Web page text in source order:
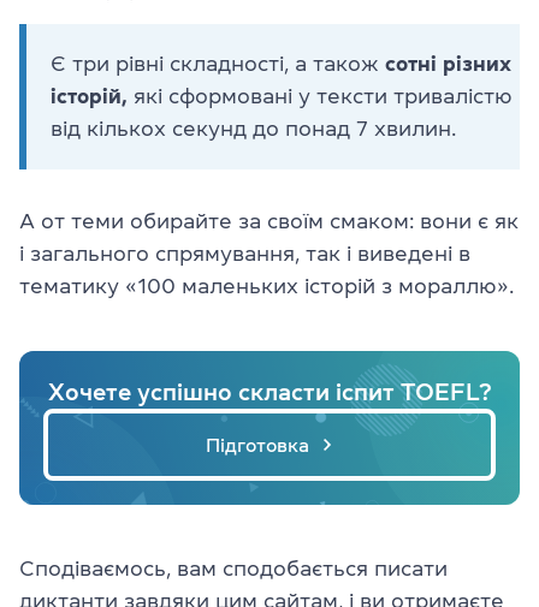
Є три рівні складності, а також сотні різних
історій, які сформовані у тексти тривалістю
від кількох секунд до понад 7 хвилин.
А от теми обирайте за своїм смаком: вони є як
і загального спрямування, так і виведені в
тематику «100 маленьких історій з мораллю».
Хочете успішно скласти іспит TOEFL?
Підготовка
Сподіваємось, вам сподобається писати
диктанти завдяки цим сайтам, і ви отримаєте